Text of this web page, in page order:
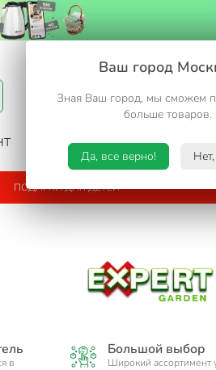
Ваш город
Зная Ваш город, мы сможем
больше товаров.
Да, все верно!
САД И ОГОРОД ТУРИЗМ.
ПОДАРКИ ДЛЯ ДЕТЕЙ
в
Большой выбор
Широкий ассортимент